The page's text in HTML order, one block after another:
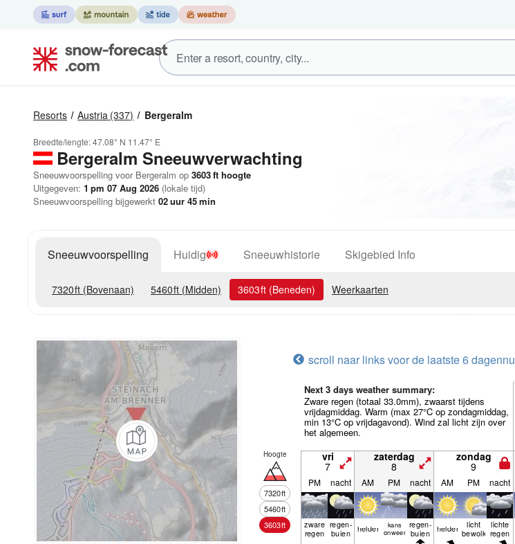
Resorts Austria (337) Bergeralm
Breedte/lengte:47.08° N 11.47° E
Bergeralm Sneeuwverwachting
Sneeuwvoorspelling voor Bergeralm op 3603ft hoogte
Uitgegeven: 1 pm 07 Aug 2026 (lokale tijd)
Sneeuwvoorspelling bijgewerkt 02uur 45min
Sneeuwvoorspelling Huidig Sneeuwhistorie Skigebied Info
7320ft (Bovenaan) 5460ft (Midden) 3603ft (Beneden) Weerkaarten
scroll naar links voor de laatste 6 dagennu
Next 3 days weather summary:
Zware regen (totaal 33.0mm), zwaarst tijdens
vrijdagmiddag. Warm (max 27°C op zondagmiddag,
min 13°C op vrijdagavond). Wind zal licht zijn over
het algemeen.
Hoogte
7320ft
5460ft
3603ft
vri
7
zaterdag
8
zondag
9
PM nacht AM PM nacht AM PM nacht
zware
regen
regen­
buien helder kans
onweer
regen­
buien helder licht
bewolkt
lichte
regen